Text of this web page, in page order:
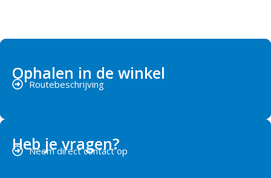
Ophalen in de winkel
Routebeschrijving
Heb je vragen?
Neem direct contact op